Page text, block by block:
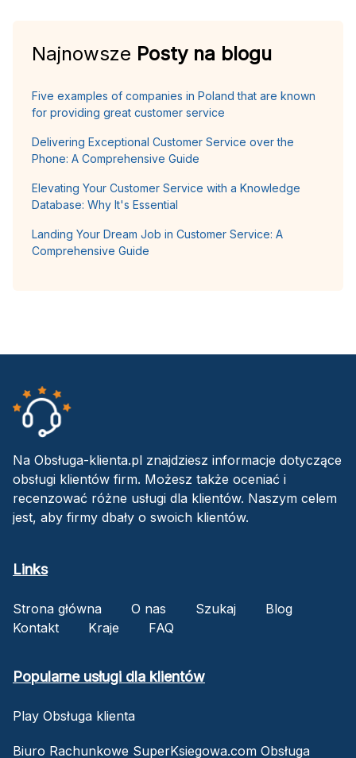
Najnowsze Posty na blogu
Five examples of companies in Poland that are known
for providing great customer service
Delivering Exceptional Customer Service over the
Phone: A Comprehensive Guide
Elevating Your Customer Service with a Knowledge
Database: Why It's Essential
Landing Your Dream Job in Customer Service: A
Comprehensive Guide
Na Obsługa-klienta.pl znajdziesz informacje dotyczące
obsługi klientów firm. Możesz także oceniać i
recenzować różne usługi dla klientów. Naszym celem
jest, aby firmy dbały o swoich klientów.
Links
Strona główna O nas Szukaj
Blog
Kontakt
Kraje FAQ
Popularne usługi dla klientów
Play Obsługa klienta
Biuro Rachunkowe SuperKsiegowa.com Obsługa